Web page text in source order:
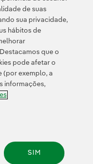
Informação legal
Configuração de cookies
denúncias
os direitos reservados.
de suas
sua privacidade,
hábitos de
que o
pode afetar o
(por exemplo, a
informações,
SIM